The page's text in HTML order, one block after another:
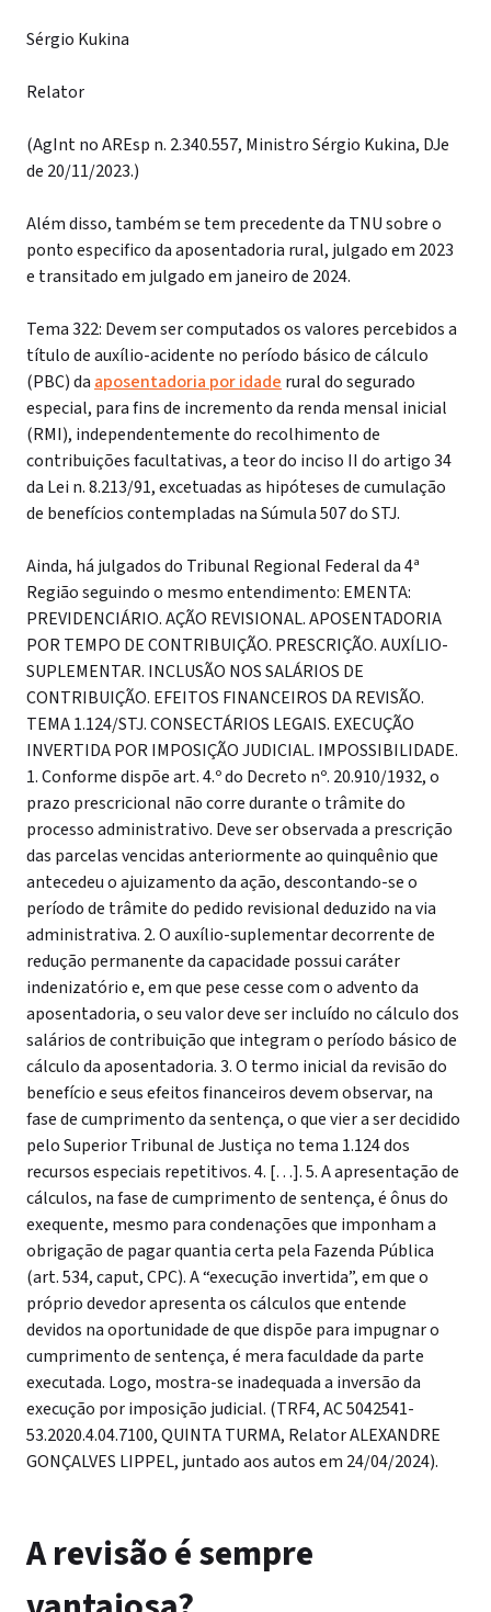
Sérgio Kukina
Relator
(AgInt no AREsp n. 2.340.557, Ministro Sérgio Kukina, DJe
de 20/11/2023.)
Além disso, também se tem precedente da TNU sobre o
ponto especifico da aposentadoria rural, julgado em 2023
e transitado em julgado em janeiro de 2024.
Tema 322: Devem ser computados os valores percebidos a
título de auxílio-acidente no período básico de cálculo
(PBC) da aposentadoria por idade rural do segurado
especial, para fins de incremento da renda mensal inicial
(RMI), independentemente do recolhimento de
contribuições facultativas, a teor do inciso II do artigo 34
da Lei n. 8.213/91, excetuadas as hipóteses de cumulação
de benefícios contempladas na Súmula 507 do STJ.
Ainda, há julgados do Tribunal Regional Federal da 4ª
Região seguindo o mesmo entendimento: EMENTA:
PREVIDENCIÁRIO. AÇÃO REVISIONAL. APOSENTADORIA
POR TEMPO DE CONTRIBUIÇÃO. PRESCRIÇÃO. AUXÍLIO-
SUPLEMENTAR. INCLUSÃO NOS SALÁRIOS DE
CONTRIBUIÇÃO. EFEITOS FINANCEIROS DA REVISÃO.
TEMA 1.124/STJ. CONSECTÁRIOS LEGAIS. EXECUÇÃO
INVERTIDA POR IMPOSIÇÃO JUDICIAL. IMPOSSIBILIDADE.
1. Conforme dispõe art. 4.º do Decreto nº. 20.910/1932, o
prazo prescricional não corre durante o trâmite do
processo administrativo. Deve ser observada a prescrição
das parcelas vencidas anteriormente ao quinquênio que
antecedeu o ajuizamento da ação, descontando-se o
período de trâmite do pedido revisional deduzido na via
administrativa. 2. O auxílio-suplementar decorrente de
redução permanente da capacidade possui caráter
indenizatório e, em que pese cesse com o advento da
aposentadoria, o seu valor deve ser incluído no cálculo dos
salários de contribuição que integram o período básico de
cálculo da aposentadoria. 3. O termo inicial da revisão do
benefício e seus efeitos financeiros devem observar, na
fase de cumprimento da sentença, o que vier a ser decidido
pelo Superior Tribunal de Justiça no tema 1.124 dos
recursos especiais repetitivos. 4. […]. 5. A apresentação de
cálculos, na fase de cumprimento de sentença, é ônus do
exequente, mesmo para condenações que imponham a
obrigação de pagar quantia certa pela Fazenda Pública
(art. 534, caput, CPC). A “execução invertida”, em que o
próprio devedor apresenta os cálculos que entende
devidos na oportunidade de que dispõe para impugnar o
cumprimento de sentença, é mera faculdade da parte
executada. Logo, mostra-se inadequada a inversão da
execução por imposição judicial. (TRF4, AC 5042541-
53.2020.4.04.7100, QUINTA TURMA, Relator ALEXANDRE
GONÇALVES LIPPEL, juntado aos autos em 24/04/2024).
A revisão é sempre